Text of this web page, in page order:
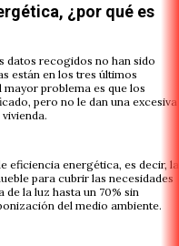
¿por qué es
datos recogidos no han sido
están en los tres últimos
mayor problema es que los
pero no le dan una excesiva
eficiencia energética, es decir, la
para cubrir las necesidades
de la luz hasta un 70% sin
del medio ambiente.